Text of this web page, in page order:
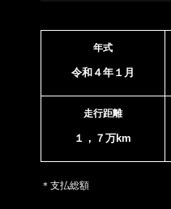
年式
令和４年１月
走行距離
１，７万km
＊支払総額